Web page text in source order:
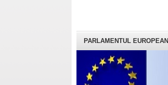
PARLAMENTUL EUROPEAN